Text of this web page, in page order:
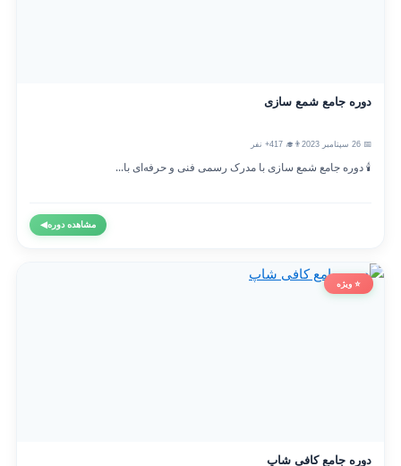
دوره جامع شمع سازی
👨‍🎓 417+ نفر
🕯️ دوره جامع شمع سازی با مدرک رسمی فنی و حرفه‌ای با...
مشاهده دوره◀
⭐ ویژه
دوره جامع کافی شاپ